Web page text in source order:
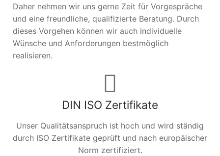
Daher nehmen wir uns gerne Zeit für Vorgespräche
und eine freundliche, qualifizierte Beratung. Durch
dieses Vorgehen können wir auch individuelle
Wünsche und Anforderungen bestmöglich
realisieren.
DIN ISO Zertifikate
Unser Qualitätsanspruch ist hoch und wird ständig
durch ISO Zertifikate geprüft und nach europäischer
Norm zertifiziert.